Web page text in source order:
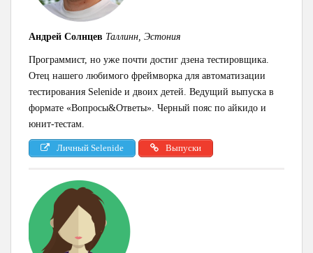
Андрей Солнцев Таллинн, Эстония
Программист, но уже почти достиг дзена тестировщика.
Отец нашего любимого фреймворка для автоматизации
тестирования Selenide и двоих детей. Ведущий выпуска в
формате «Вопросы&Ответы». Черный пояс по айкидо и
юнит-тестам.
Личный Selenide Выпуски